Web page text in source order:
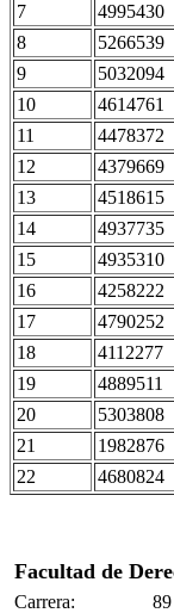
7 4995430
8 5266539
9 5032094
10 4614761
11 4478372
12 4379669
13 4518615
14 4937735
15 4935310
16 4258222
17 4790252
18 4112277
19 4889511
20 5303808
21 1982876
22 4680824
Facultad de
Carrera: